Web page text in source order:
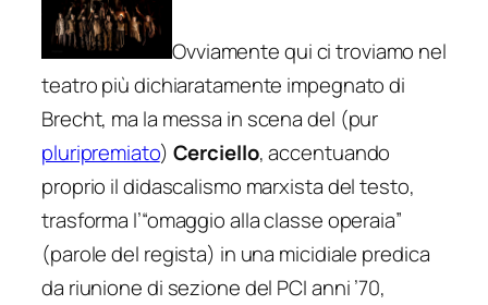
Ovviamente qui ci troviamo nel
teatro più dichiaratamente impegnato di
Brecht, ma la messa in scena del (pur
pluripremiato) Cerciello, accentuando
proprio il didascalismo marxista del testo,
trasforma l’“omaggio alla classe operaia”
(parole del regista) in una micidiale predica
da riunione di sezione del PCI anni ’70,